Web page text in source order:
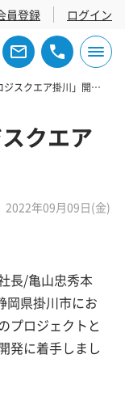
員登録 ログイン
BTS型物流施設「ロジスクエア掛川」開発に着手
クエア
2022年09月09日(金)
長/亀山忠秀本
岡県掛川市にお
プロジェクトと
発に着手しまし